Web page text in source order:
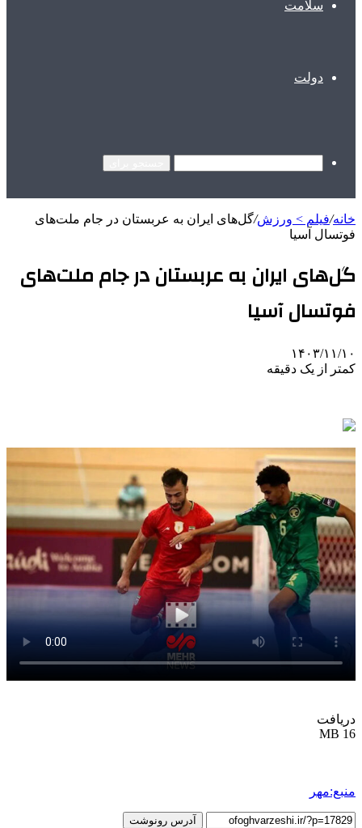
سلامت
دولت
خانه/فیلم > ورزش/گل‌های ایران به عربستان در جام ملت‌های
فوتسال آسیا
گل‌های ایران به عربستان در جام ملت‌های
فوتسال آسیا
۱۴۰۳/۱۱/۱۰
کمتر از یک دقیقه
دریافت
16 MB
منبع:مهر
آدرس رونوشت